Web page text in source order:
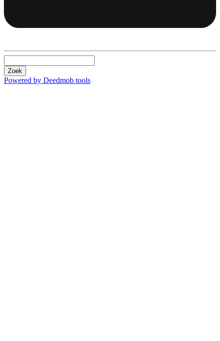
Zoek
Powered by Deedmob tools